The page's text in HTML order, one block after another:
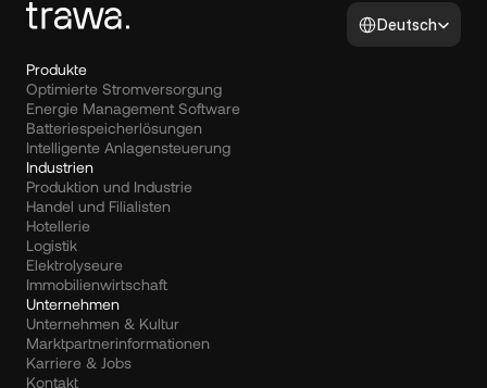
Select Language
Deutsch
Produkte
Optimierte Stromversorgung
Energie Management Software
Batteriespeicherlösungen
Intelligente Anlagensteuerung
Industrien
Produktion und Industrie
Handel und Filialisten
Hotellerie
Logistik
Elektrolyseure
Immobilienwirtschaft
Unternehmen
Unternehmen & Kultur
Marktpartnerinformationen
Karriere & Jobs
Kontakt